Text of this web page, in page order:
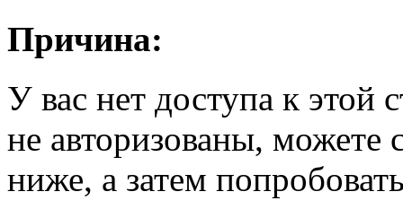
Причина:
У вас нет доступа к
не авторизованы, можете
ниже, а затем